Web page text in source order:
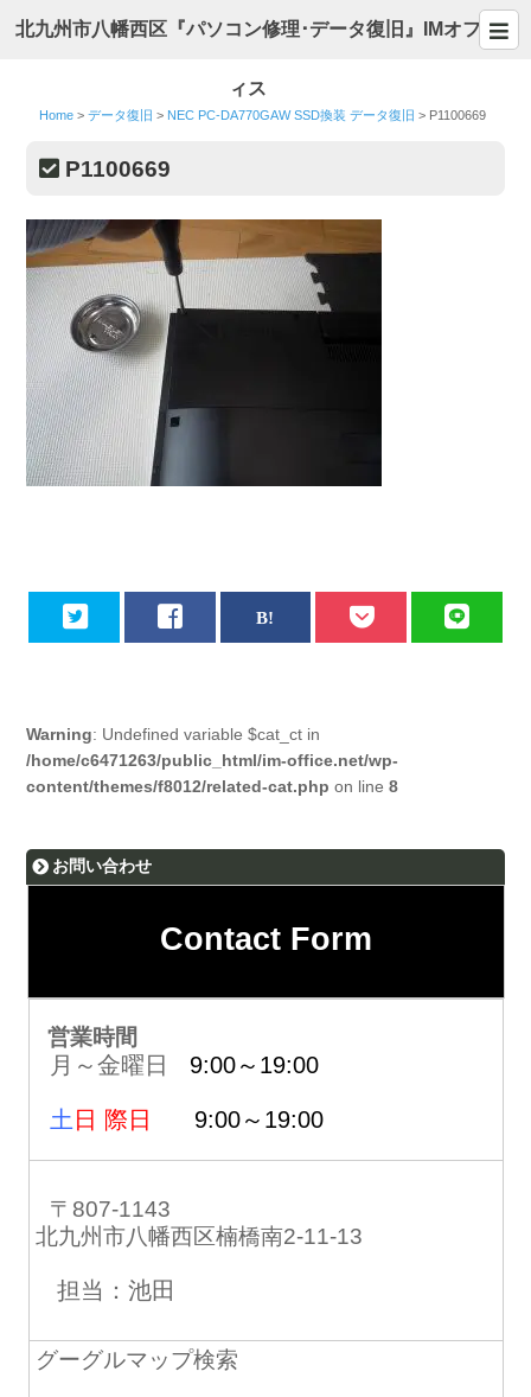
北九州市八幡西区『パソコン修理･データ復旧』IMオフ
ィス
Home >データ復旧 > NEC PC-DA770GAW SSD換装 データ復旧 > P1100669
P1100669
Warning: Undefined variable $cat_ct in
/home/c6471263/public_html/im-office.net/wp-
content/themes/f8012/related-cat.php on line8
お問い合わせ
Contact Form
営業時間
月～金曜日 9:00～19:00
土 日 際日 9:00～19:00
〒807-1143
北九州市八幡西区楠橋南2-11-13
担当：池田
グーグルマップ検索